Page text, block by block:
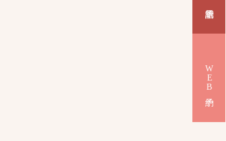
WEB予約